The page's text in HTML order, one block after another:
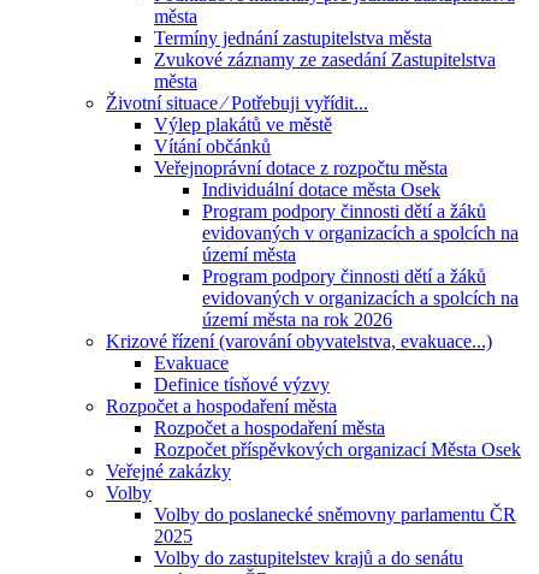
města
Termíny jednání zastupitelstva města
Zvukové záznamy ze zasedání Zastupitelstva
města
Životní situace ⁄ Potřebuji vyřídit...
Výlep plakátů ve městě
Vítání občánků
Veřejnoprávní dotace z rozpočtu města
Individuální dotace města Osek
Program podpory činnosti dětí a žáků
evidovaných v organizacích a spolcích na
území města
Program podpory činnosti dětí a žáků
evidovaných v organizacích a spolcích na
území města na rok 2026
Krizové řízení (varování obyvatelstva, evakuace...)
Evakuace
Definice tísňové výzvy
Rozpočet a hospodaření města
Rozpočet a hospodaření města
Rozpočet příspěvkových organizací Města Osek
Veřejné zakázky
Volby
Volby do poslanecké sněmovny parlamentu ČR
2025
Volby do zastupitelstev krajů a do senátu